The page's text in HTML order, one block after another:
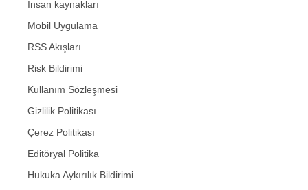
İnsan kaynakları
Mobil Uygulama
RSS Akışları
Risk Bildirimi
Kullanım Sözleşmesi
Gizlilik Politikası
Çerez Politikası
Editöryal Politika
Hukuka Aykırılık Bildirimi